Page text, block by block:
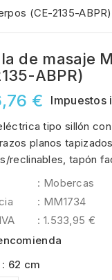
(CE-2135-ABPR)
de masaje
ABPR)
€ Impuestos
tipo sillón
planos
reclinables, tapón
: Mobercas
: MM1734
: 1.533,95 €
62 cm